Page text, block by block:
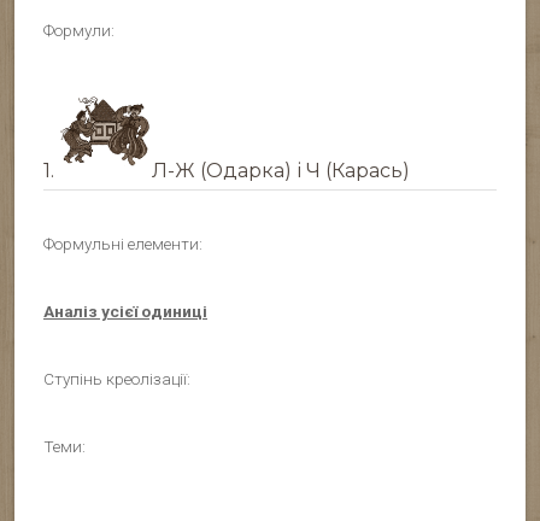
Формули:
1. Л-Ж (Одарка) і Ч (Карась)
Формульні елементи:
Аналіз усієї одиниці
Ступінь креолізації:
Теми: